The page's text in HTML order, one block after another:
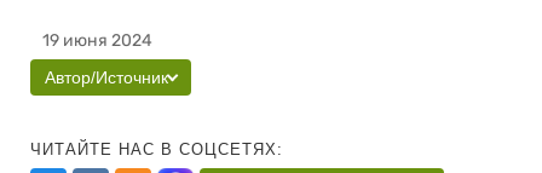
19 июня 2024
Автор/Источник
ЧИТАЙТЕ НАС В СОЦСЕТЯХ: